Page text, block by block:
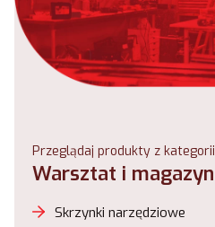
Przeglądaj produkty z kategorii
Warsztat i magazyn
Skrzynki narzędziowe